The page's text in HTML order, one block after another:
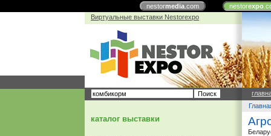
nestormedia.com nestorexpo
Виртуальные выставки Nestorexpo
каталог выставки